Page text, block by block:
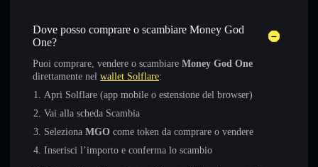
Dove posso comprare o scambiare Money God
One?
Puoi comprare, vendere o scambiare Money God One
direttamente nel wallet Solflare:
Apri Solflare (app mobile o estensione del browser)
Vai alla scheda Scambia
Seleziona MGO come token da comprare o vendere
Inserisci l’importo e conferma lo scambio